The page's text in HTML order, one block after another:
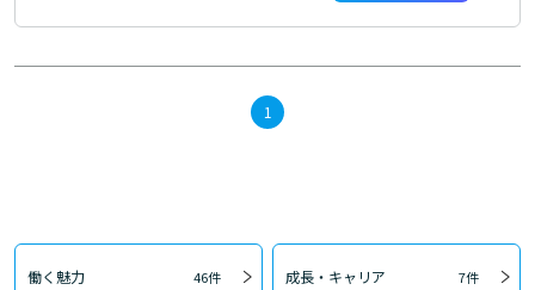
1
働く魅力 46件 成長・キャリア 7件